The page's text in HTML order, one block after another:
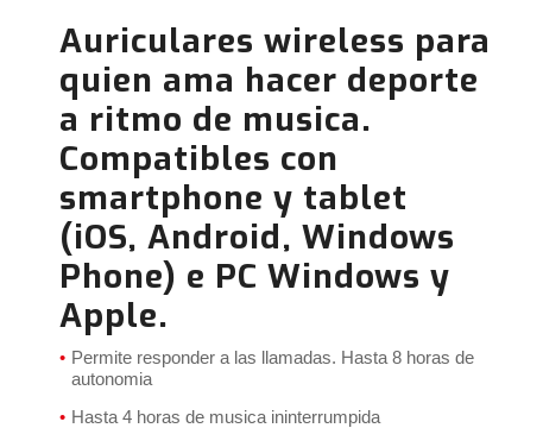
Auriculares wireless para
quien ama hacer deporte
a ritmo de musica.
Compatibles con
smartphone y tablet
(iOS, Android, Windows
Phone) e PC Windows y
Apple.
Permite responder a las llamadas. Hasta 8 horas de
autonomia
Hasta 4 horas de musica ininterrumpida